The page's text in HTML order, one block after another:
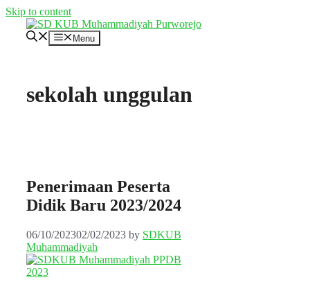
Skip to content
Menu
sekolah unggulan
Penerimaan Peserta
Didik Baru 2023/2024
06/10/202302/02/2023 by SDKUB
Muhammadiyah